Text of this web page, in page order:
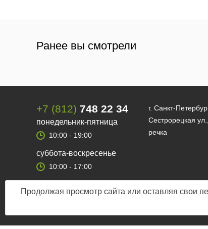
Ранее вы смотрели
+7 (812) 748 22 34
понедельник-пятница
10:00 - 19:00
суббота-воскресенье
10:00 - 17:00
г. Санкт-
Сестрорецкая
речка
Продолжая просмотр сайта или оставляя свои